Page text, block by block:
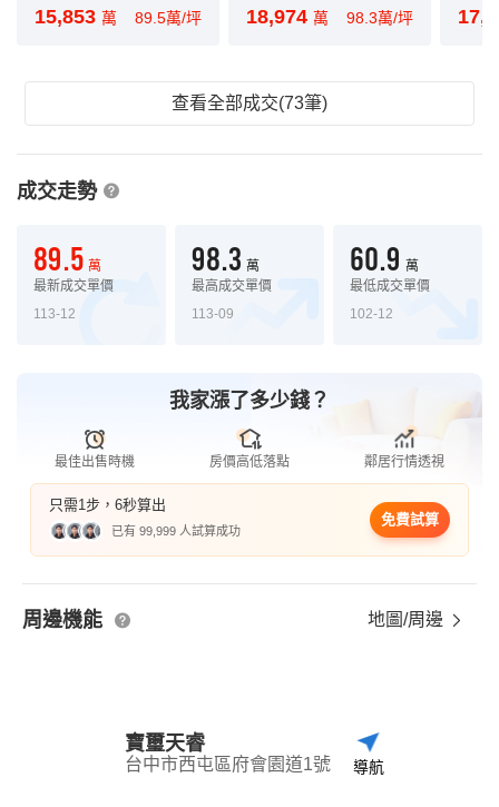
15,853 萬 89.5萬/坪 18,974 萬 98.3萬/坪
查看全部成交(73筆)
成交走勢
89.5 萬
最新成交單價
113-12
98.3 萬
最高成交單價
113-09
60.9 萬
最低成交單價
102-12
我家漲了多少錢？
最佳出售時機 房價高低落點 鄰居行情透視
只需1步，6秒算出
已有 99,999 人試算成功
免費試算
周邊機能 地圖/周邊
寶璽天睿
台中市西屯區府會園道1號 導航